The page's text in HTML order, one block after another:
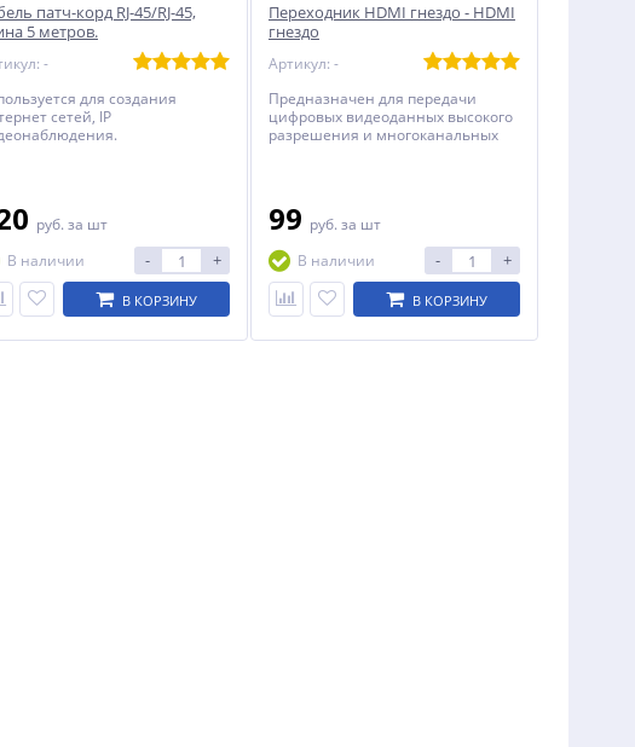
патч-корд RJ-45/RJ-45,
5 метров.
-
для создания
сетей, IP
руб. за шт
В наличии
- +
В КОРЗИНУ
Переходник HDMI гнездо - HDMI
гнездо
Артикул: -
Предназначен для передачи
цифровых видеоданных высокого
разрешения и многоканальных
штекеры HDMI.
99 руб. за шт
В наличии
- +
В КОРЗИНУ